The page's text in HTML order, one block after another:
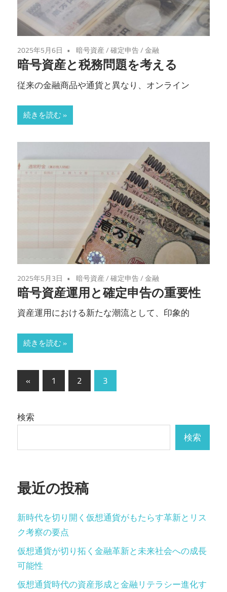
2025年5月6日 暗号資産/確定申告/金融
暗号資産と税務問題を考える
従来の金融商品や通貨と異なり、オンライン
続きを読む
2025年5月3日 暗号資産/確定申告/金融
暗号資産運用と確定申告の重要性
資産運用における新たな潮流として、印象的
続きを読む
投
の
ジ
送
り
«
の
記
事
1 2 3
検索
検索
最近の投稿
新時代を切り開く仮想通貨がもたらす革新とリス
ク考察の要点
仮想通貨が切り拓く金融革新と未来社会への成長
可能性
仮想通貨時代の資産形成と金融リテラシー進化す